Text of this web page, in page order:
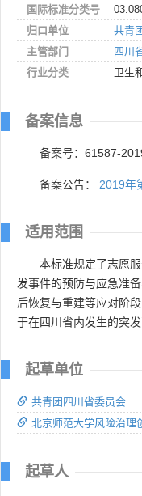
国际标准分类号
归口单位
共青
主管部门
四川
行业分类
卫生
备案信息
备案号：61587-
备案公告： 2019年
适用范围
本标准规定了志愿
发事件的预防与应急准
后恢复与重建等应对阶
于在四川省内发生的突
起草单位
共青团四川省委员会
北京师范大学风险治理
起草人